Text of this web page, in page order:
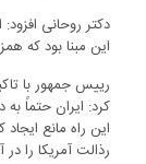
دکتر روحانی
این مبنا بود که
رییس جمهور با
کرد: ایران حتماً
این راه مانع
رذالت آمریکا را